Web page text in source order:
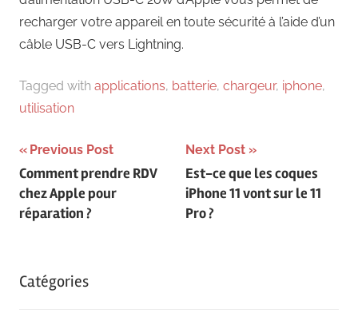
recharger votre appareil en toute sécurité à l’aide d’un
câble USB-C vers Lightning.
Tagged with applications, batterie, chargeur, iphone,
utilisation
Navigation
de
l’article
Previous Post
Comment prendre RDV
chez Apple pour
réparation ?
Next Post
Est-ce que les coques
iPhone 11 vont sur le 11
Pro ?
Catégories